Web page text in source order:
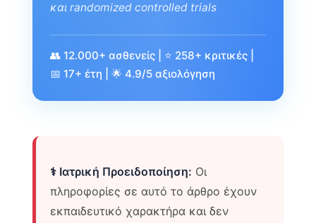
και randomized controlled trials
👥 12.000+ ασθενείς | ⭐ 258+ κριτικές |
📅 17+ έτη | 🌟 4.9/5 αξιολόγηση
⚕️ Ιατρική Προειδοποίηση: Οι
πληροφορίες σε αυτό το άρθρο έχουν
εκπαιδευτικό χαρακτήρα και δεν